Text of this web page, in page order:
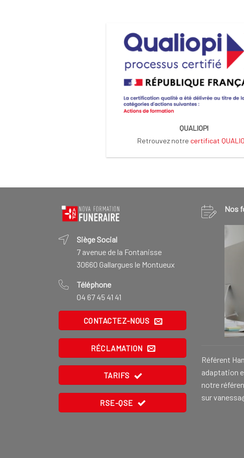
QUALIOPI
Retrouvez notre certificat
Siège Social
7 avenue de la Fontanisse
30660 Gallargues le Montueux
Téléphone
04 67 45 41 41
CONTACTEZ-NOUS
RÉCLAMATION
TARIFS
RSE-QSE
Nos
Référent
adaptation
notre
sur